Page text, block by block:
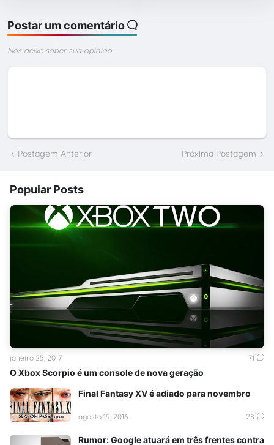
Postar um comentário
Nos deixe saber sua opinião...
Postagem Anterior Próxima Postagem
Popular Posts
O Xbox Scorpio é um console de nova geração
janeiro 25, 2017 71
Final Fantasy XV é adiado para novembro
agosto 19, 2016 28
Rumor: Google atuará em três frentes contra